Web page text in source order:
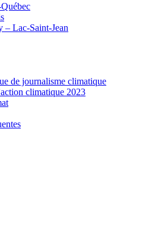
– Lac-Saint-Jean
de journalisme climatique
climatique 2023